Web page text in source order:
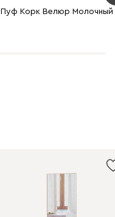
Пуф Корк Велюр Молочный